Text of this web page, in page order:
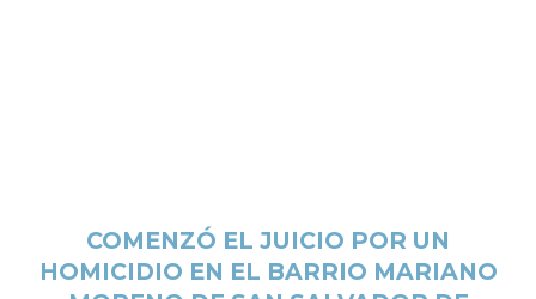
COMENZÓ EL JUICIO POR UN
HOMICIDIO EN EL BARRIO MARIANO